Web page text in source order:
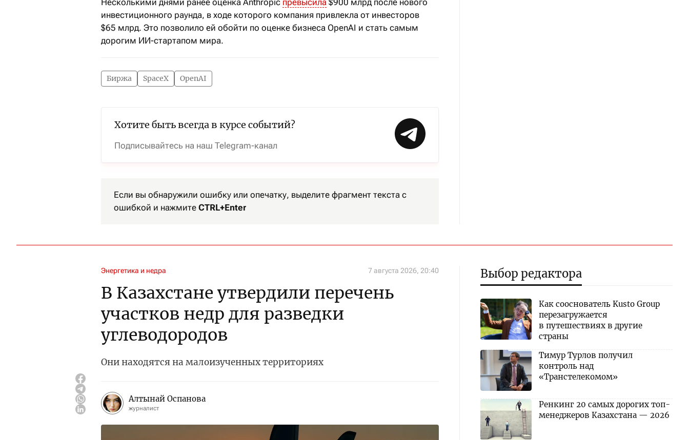
инвестиционного раунда, в ходе которого компания привлекла от инвесторов
$65 млрд. Это позволило ей обойти по оценке бизнеса OpenAI и стать самым
дорогим ИИ-стартапом мира.
Биржа SpaceX OpenAI
Хотите быть всегда в курсе событий?
Подписывайтесь на наш Telegram-канал
Если вы обнаружили ошибку или опечатку, выделите фрагмент текста с
ошибкой и нажмите CTRL+Enter
Энергетика и недра 7 августа 2026, 20:40
В Казахстане утвердили перечень
участков недр для разведки
углеводородов
Они находятся на малоизученных территориях
Алтынай Оспанова
журналист
Выбор редактора
Как сооснователь Kusto Group
перезагружается
в путешествиях в другие
страны
Тимур Турлов получил
контроль над
«Транстелекомом»
Ренкинг 20 самых дорогих топ-
менеджеров Казахстана — 2026